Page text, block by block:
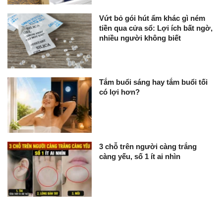
Vứt bỏ gói hút ẩm khác gì ném
tiền qua cửa sổ: Lợi ích bất ngờ,
nhiều người không biết
Tắm buổi sáng hay tắm buổi tối
có lợi hơn?
3 chỗ trên người càng trắng
càng yếu, số 1 ít ai nhìn